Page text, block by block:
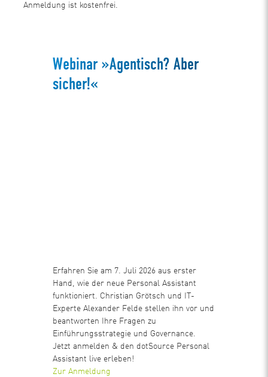
Anmeldung ist kostenfrei.
Webinar »Agentisch? Aber
sicher!«
Erfahren Sie am 7. Juli 2026 aus erster
Hand, wie der neue Personal Assistant
funktioniert. Christian Grötsch und IT-
Experte Alexander Felde stellen ihn vor und
beantworten Ihre Fragen zu
Einführungsstrategie und Governance.
Jetzt anmelden & den dotSource Personal
Assistant live erleben!
Zur Anmeldung